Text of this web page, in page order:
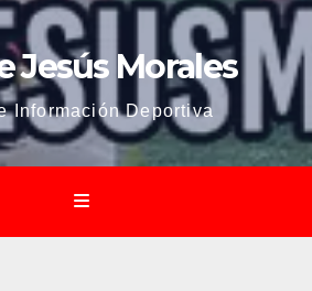
Jesús Morales
Información Deportiva